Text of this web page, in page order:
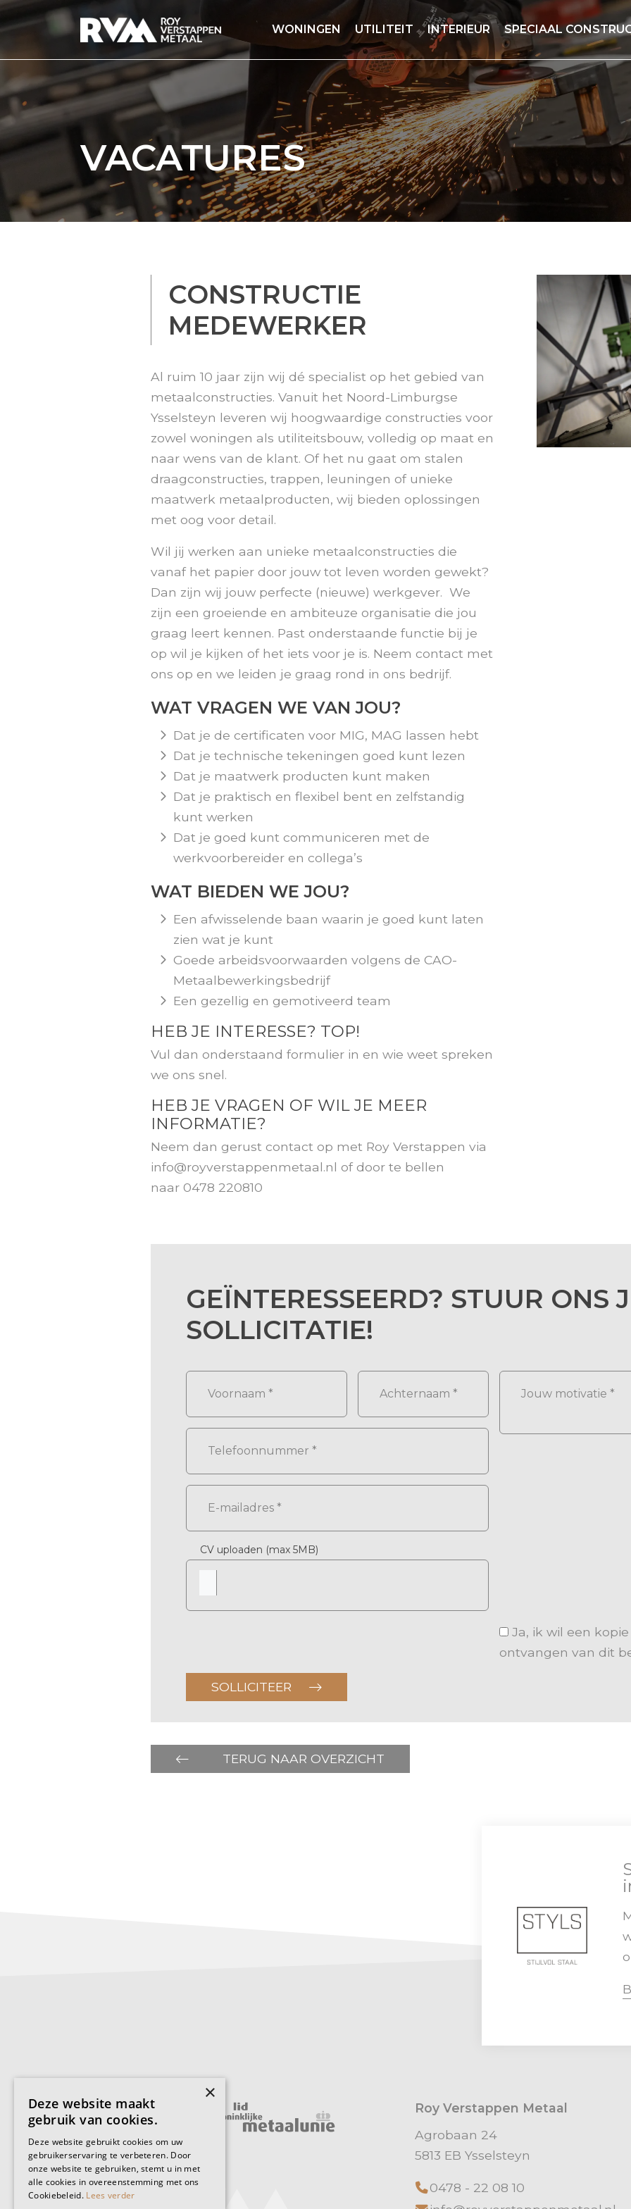
WONINGEN UTILITEIT INTERIEUR SPECIAAL
VACATURES
CONSTRUCTIE
MEDEWERKER
Al ruim 10 jaar zijn wij dé specialist op het gebied van
metaalconstructies. Vanuit het Noord-Limburgse
Ysselsteyn leveren wij hoogwaardige constructies voor
zowel woningen als utiliteitsbouw, volledig op maat en
naar wens van de klant. Of het nu gaat om stalen
draagconstructies, trappen, leuningen of unieke
maatwerk metaalproducten, wij bieden oplossingen
met oog voor detail.
Wil jij werken aan unieke metaalconstructies die
vanaf het papier door jouw tot leven worden gewekt?
Dan zijn wij jouw perfecte (nieuwe) werkgever. We
zijn een groeiende en ambiteuze organisatie die jou
graag leert kennen. Past onderstaande functie bij je
op wil je kijken of het iets voor je is. Neem contact met
ons op en we leiden je graag rond in ons bedrijf.
WAT VRAGEN WE VAN JOU?
Dat je de certificaten voor MIG, MAG lassen hebt
Dat je technische tekeningen goed kunt lezen
Dat je maatwerk producten kunt maken
Dat je praktisch en flexibel bent en zelfstandig
kunt werken
Dat je goed kunt communiceren met de
werkvoorbereider en collega’s
WAT BIEDEN WE JOU?
Een afwisselende baan waarin je goed kunt laten
zien wat je kunt
Goede arbeidsvoorwaarden volgens de CAO-
Metaalbewerkingsbedrijf
Een gezellig en gemotiveerd team
HEB JE INTERESSE? TOP!
Vul dan onderstaand formulier in en wie weet spreken
we ons snel.
HEB JE VRAGEN OF WIL JE MEER
INFORMATIE?
Neem dan gerust contact op met Roy Verstappen via
info@royverstappenmetaal.nl of door te bellen
naar 0478 220810
GEÏNTERESSEERD? STUUR ONS
SOLLICITATIE!
CV uploaden (max 5MB)
Ja, ik wil een kopie
ontvangen van dit
SOLLICITEER
TERUG NAAR OVERZICHT
Roy Verstappen Metaal
Agrobaan 24
5813 EB Ysselsteyn
0478 - 22 08 10
×
Deze website maakt
gebruik van cookies.
Deze website gebruikt cookies om uw
gebruikerservaring te verbeteren. Door
onze website te gebruiken, stemt u in met
alle cookies in overeenstemming met ons
Cookiebeleid. Lees verder